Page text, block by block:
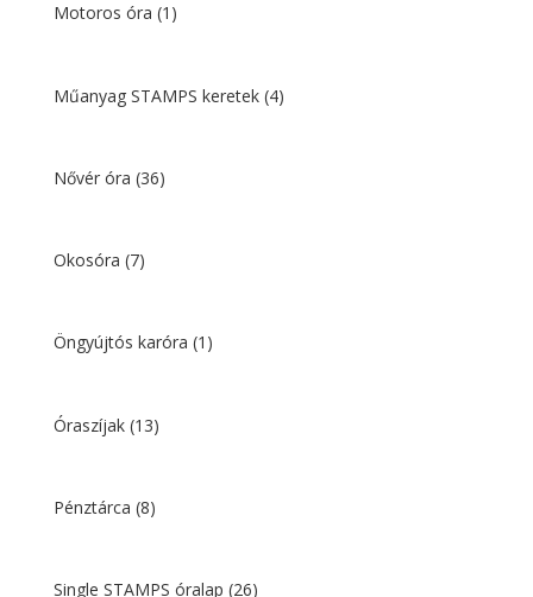
Motoros óra (1)
Műanyag STAMPS keretek (4)
Nővér óra (36)
Okosóra (7)
Öngyújtós karóra (1)
Óraszíjak (13)
Pénztárca (8)
Single STAMPS óralap (26)